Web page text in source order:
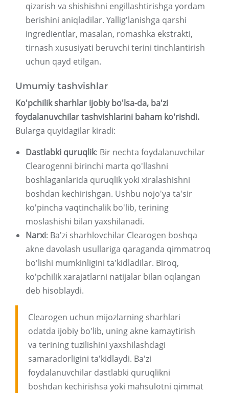
qizarish va shishishni engillashtirishga yordam
berishini aniqladilar. Yallig'lanishga qarshi
ingredientlar, masalan, romashka ekstrakti,
tirnash xususiyati beruvchi terini tinchlantirish
uchun qayd etilgan.
Umumiy tashvishlar
Ko'pchilik sharhlar ijobiy bo'lsa-da, ba'zi
foydalanuvchilar tashvishlarini baham ko'rishdi.
Bularga quyidagilar kiradi:
Dastlabki quruqlik: Bir nechta foydalanuvchilar
Clearogenni birinchi marta qo'llashni
boshlaganlarida quruqlik yoki xiralashishni
boshdan kechirishgan. Ushbu nojo'ya ta'sir
ko'pincha vaqtinchalik bo'lib, terining
moslashishi bilan yaxshilanadi.
Narxi: Ba'zi sharhlovchilar Clearogen boshqa
akne davolash usullariga qaraganda qimmatroq
bo'lishi mumkinligini ta'kidladilar. Biroq,
ko'pchilik xarajatlarni natijalar bilan oqlangan
deb hisoblaydi.
Clearogen uchun mijozlarning sharhlari
odatda ijobiy bo'lib, uning akne kamaytirish
va terining tuzilishini yaxshilashdagi
samaradorligini ta'kidlaydi. Ba'zi
foydalanuvchilar dastlabki quruqlikni
boshdan kechirishsa yoki mahsulotni qimmat